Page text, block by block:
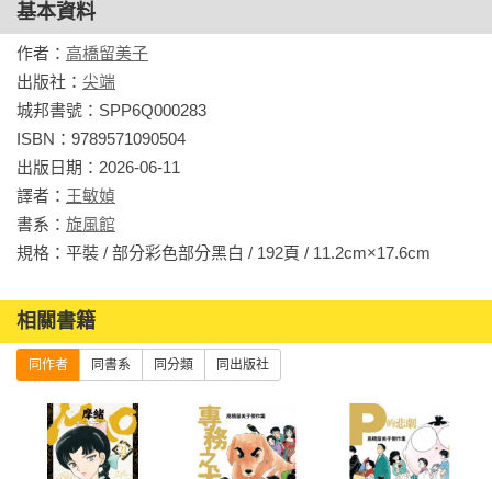
基本資料
作者： 高橋留美子
出版社： 尖端
城邦書號：SPP6Q000283
ISBN：9789571090504
出版日期：2026-06-11
譯者： 王敏媜
書系： 旋風館
相關書籍
同作者 同書系 同分類 同出版社